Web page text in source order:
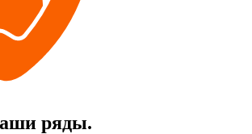
ряды.